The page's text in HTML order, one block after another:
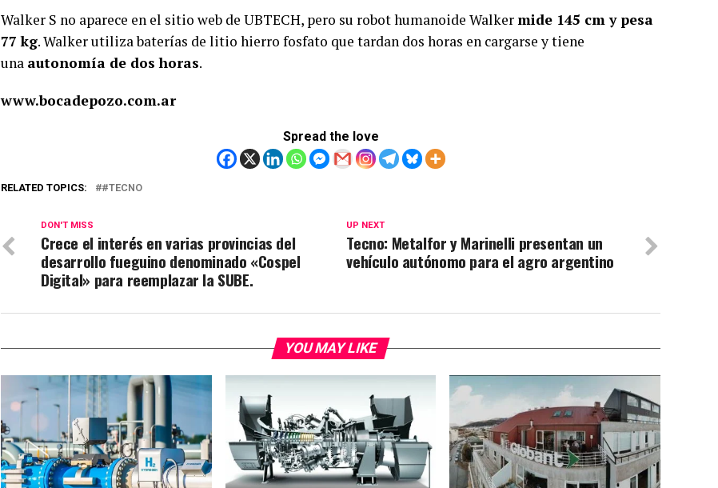
Walker S no aparece en el sitio web de UBTECH, pero su robot humanoide Walkermide 145 cm y pesa
77 kg. Walker utiliza baterías de litio hierro fosfato que tardan dos horas en cargarse y tiene
una autonomía de dos horas.
www.bocadepozo.com.ar
Spread the love
RELATED TOPICS: #TECNO
UP NEXT
Tecno: Metalfor y Marinelli presentan un
vehículo autónomo para el agro argentino
DON'T MISS
Crece el interés en varias provincias del
desarrollo fueguino denominado «Cospel
Digital» para reemplazar la SUBE.
YOU MAY LIKE